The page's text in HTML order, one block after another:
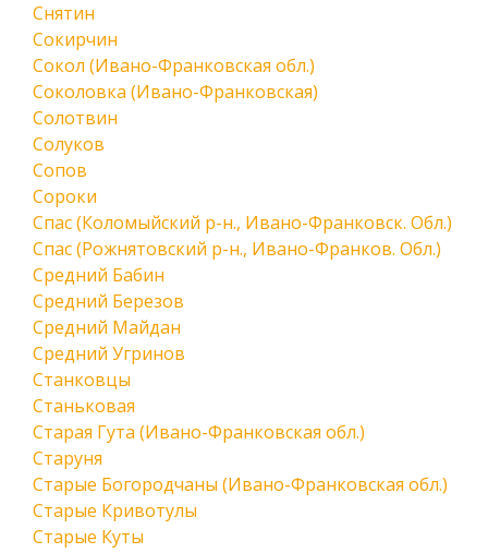
Снятин
Сокирчин
Сокол (Ивано-Франковская обл.)
Соколовка (Ивано-Франковская)
Солотвин
Солуков
Сопов
Сороки
Спас (Коломыйский р-н., Ивано-Франковск. Обл.)
Спас (Рожнятовский р-н., Ивано-Франков. Обл.)
Средний Бабин
Средний Березов
Средний Майдан
Средний Угринов
Станковцы
Станьковая
Старая Гута (Ивано-Франковская обл.)
Старуня
Старые Богородчаны (Ивано-Франковская обл.)
Старые Кривотулы
Старые Куты